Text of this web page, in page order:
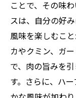
ことで、その味
スは、自分の好
風味を楽しむこ
カやクミン、ガ
で、肉の旨みを
す。さらに、ハ